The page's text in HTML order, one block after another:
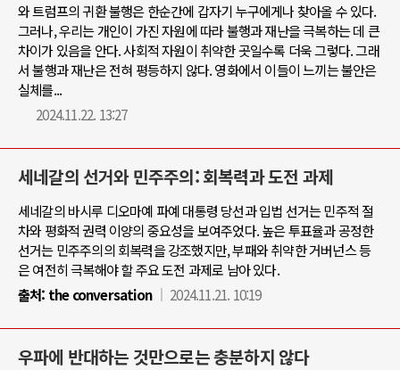
와 트럼프의 귀환 불행은 한순간에 갑자기 누구에게나 찾아올 수 있다.
그러나, 우리는 개인이 가진 자원에 따라 불행과 재난을 극복하는 데 큰
차이가 있음을 안다. 사회적 자원이 취약한 곳일수록 더욱 그렇다. 그래
서 불행과 재난은 전혀 평등하지 않다. 영화에서 이들이 느끼는 불안은
실체를...
2024.11.22. 13:27
세네갈의 선거와 민주주의: 회복력과 도전 과제
세네갈의 바시루 디오마예 파예 대통령 당선과 입법 선거는 민주적 절
차와 평화적 권력 이양의 중요성을 보여주었다. 높은 투표율과 공정한
선거는 민주주의의 회복력을 강조했지만, 부패와 취약한 거버넌스 등
은 여전히 극복해야 할 주요 도전 과제로 남아 있다.
출처: the conversation 2024.11.21. 10:19
우파에 반대하는 것만으로는 충분하지 않다